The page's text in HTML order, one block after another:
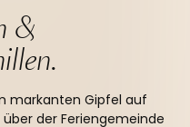
&
markanten Gipfel auf
der Feriengemeinde